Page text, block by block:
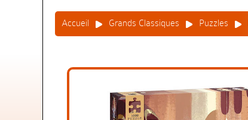
Accueil Grands Classiques Puzzles